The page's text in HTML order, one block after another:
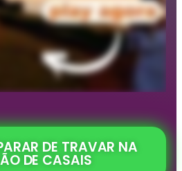
DE TRAVAR NA
DE CASAIS